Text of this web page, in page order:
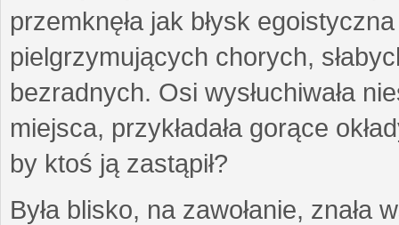
przemknęła jak błysk
pielgrzymujących chorych,
bezradnych. Osi wysłuchiwała
miejsca, przykładała gorące
by ktoś ją zastąpił?
Była blisko, na zawołanie,